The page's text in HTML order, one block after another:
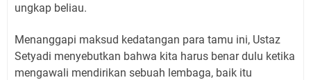
ungkap beliau.
Menanggapi maksud kedatangan para tamu ini, Ustaz
Setyadi menyebutkan bahwa kita harus benar dulu ketika
mengawali mendirikan sebuah lembaga, baik itu